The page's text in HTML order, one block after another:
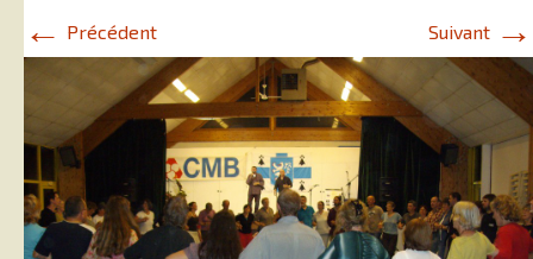
← Précédent Suivant →